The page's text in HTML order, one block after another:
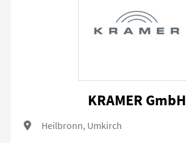
KRAMER GmbH
Heilbronn, Umkirch